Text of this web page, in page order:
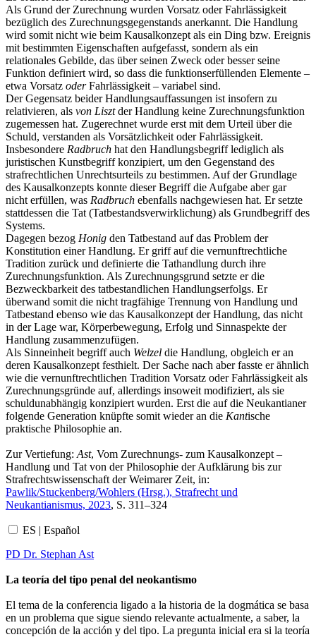
Als Grund der Zurechnung wurden Vorsatz oder Fahrlässigkeit
bezüglich des Zurechnungsgegenstands anerkannt. Die Handlung
wird somit nicht wie beim Kausalkonzept als ein Ding bzw. Ereignis
mit bestimmten Eigenschaften aufgefasst, sondern als ein
relationales Gebilde, das über seinen Zweck oder besser seine
Funktion definiert wird, so dass die funktionserfüllenden Elemente –
etwa Vorsatz oderFahrlässigkeit – variabel sind.
Der Gegensatz beider Handlungsauffassungen ist insofern zu
relativieren, als von Lisztder Handlung keine Zurechnungsfunktion
zugemessen hat. Zugerechnet wurde erst mit dem Urteil über die
Schuld, verstanden als Vorsätzlichkeit oder Fahrlässigkeit.
Insbesondere Radbruch hat den Handlungsbegriff lediglich als
juristischen Kunstbegriff konzipiert, um den Gegenstand des
strafrechtlichen Unrechtsurteils zu bestimmen. Auf der Grundlage
des Kausalkonzepts konnte dieser Begriff die Aufgabe aber gar
nicht erfüllen, was Radbruch ebenfalls nachgewiesen hat. Er setzte
stattdessen die Tat (Tatbestandsverwirklichung) als Grundbegriff des
Systems.
Dagegen bezog Honig den Tatbestand auf das Problem der
Konstitution einer Handlung. Er griff auf die vernunftrechtliche
Tradition zurück und definierte die Tathandlung durch ihre
Zurechnungsfunktion. Als Zurechnungsgrund setzte er die
Bezweckbarkeit des tatbestandlichen Handlungserfolgs. Er
überwand somit die nicht tragfähige Trennung von Handlung und
Tatbestand ebenso wie das Kausalkonzept der Handlung, das nicht
in der Lage war, Körperbewegung, Erfolg und Sinnaspekte der
Handlung zusammenzufügen.
Als Sinneinheit begriff auch Welzel die Handlung, obgleich er an
deren Kausalkonzept festhielt. Der Sache nach aber fasste er ähnlich
wie die vernunftrechtlichen Tradition Vorsatz oder Fahrlässigkeit als
Zurechnungsgründe auf, allerdings insoweit modifiziert, als sie
schuldunabhängig konzipiert wurden. Erst die auf die Neukantianer
folgende Generation knüpfte somit wieder an die Kantische
praktische Philosophie an.
Zur Vertiefung: Ast, Vom Zurechnungs- zum Kausalkonzept –
Handlung und Tat von der Philosophie der Aufklärung bis zur
Strafrechtswissenschaft der Weimarer Zeit, in:
Pawlik/Stuckenberg/Wohlers (Hrsg.), Strafrecht und
Neukantianismus, 2023, S. 311–324
ES | Español
PD Dr. Stephan Ast
La teoría del tipo penal del neokantismo
El tema de la conferencia ligado a la historia de la dogmática se basa
en un problema que sigue siendo relevante actualmente, a saber, la
concepción de la acción y del tipo. La pregunta inicial era si la teoría